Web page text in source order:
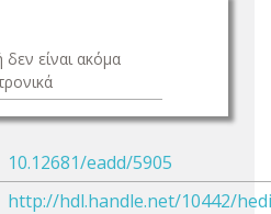
δεν είναι ακόμα
10.12681/eadd/5905
http://hdl.handle.net/10442/